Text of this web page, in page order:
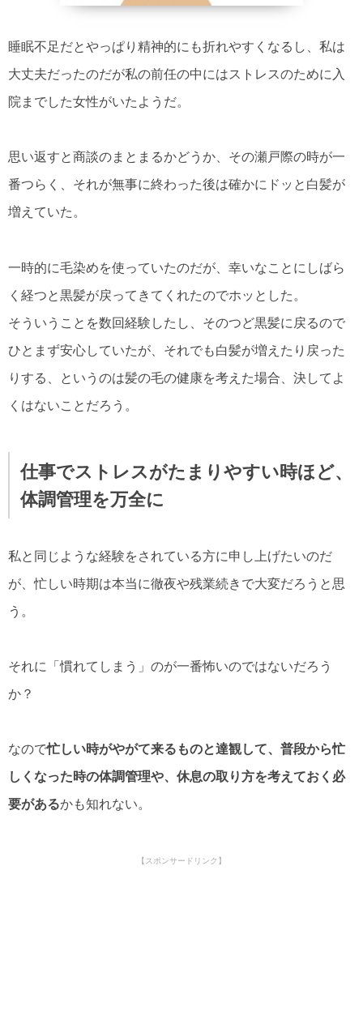
睡眠不足だとやっぱり精神的にも折れやすくなるし、私は
大丈夫だったのだが私の前任の中にはストレスのために入
院までした女性がいたようだ。
思い返すと商談のまとまるかどうか、その瀬戸際の時が一
番つらく、それが無事に終わった後は確かにドッと白髪が
増えていた。
一時的に毛染めを使っていたのだが、幸いなことにしばら
く経つと黒髪が戻ってきてくれたのでホッとした。
そういうことを数回経験したし、そのつど黒髪に戻るので
ひとまず安心していたが、それでも白髪が増えたり戻った
りする、というのは髪の毛の健康を考えた場合、決してよ
くはないことだろう。
仕事でストレスがたまりやすい時ほど、
体調管理を万全に
私と同じような経験をされている方に申し上げたいのだ
が、忙しい時期は本当に徹夜や残業続きで大変だろうと思
う。
それに「慣れてしまう」のが一番怖いのではないだろう
か？
なので忙しい時がやがて来るものと達観して、普段から忙
しくなった時の体調管理や、休息の取り方を考えておく必
要があるかも知れない。
【スポンサードリンク】